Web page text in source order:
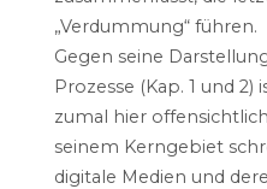
„Verdummung“ führen.
Gegen seine
Prozesse (Kap. 1 und
zumal hier
seinem Kerngebiet
digitale Medien und